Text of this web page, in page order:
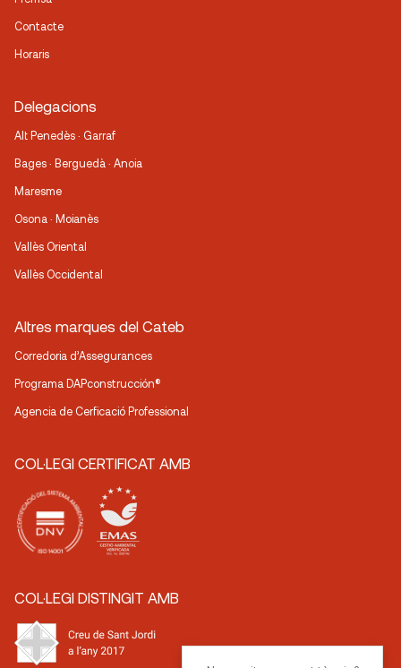
Contacte
Horaris
Delegacions
Alt Penedès · Garraf
Bages · Berguedà · Anoia
Maresme
Osona · Moianès
Vallès Oriental
Vallès Occidental
Altres marques del Cateb
Corredoria d’Assegurances
Programa DAPconstrucción®
Agencia de Cerficació Professional
COL·LEGI CERTIFICAT AMB
COL·LEGI DISTINGIT AMB